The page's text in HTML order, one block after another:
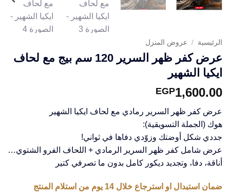
الرئيسية / عروض المنزل
عرض كفر ظهر السرير 120 سم بيج مع لحاف
ايكيا الشهير
EGP1,600.00
عرض كفر ظهر السرير رمادي مع لحاف ايكيا الشهير
هوك (الجملة التسويقية):
جددي شكل أوضتك وزوّدي دفاها في ثواني!
عرض شامل كفر ظهر السرير الرمادي + اللحاف الفرو الشتوي…
أناقة، دفا، وتجديد ديكور كامل بدون ما تصرفي كتير
ضمان استبدال او استرجاع خلال 14 يوم من استلام المنتج